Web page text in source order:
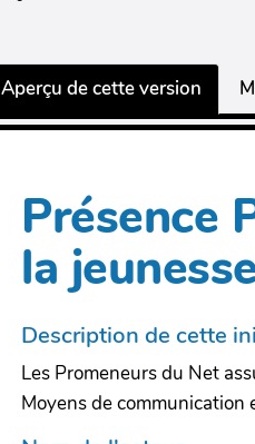
Aperçu de cette version
Présence
la
Description de cette
Les Promeneurs du Net
Moyens de